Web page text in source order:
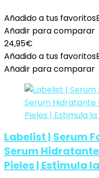
Añadido a tus favoritos
Añadir para comparar
24,95€
Añadido a tus favoritos
Añadir para comparar
Labelist | Serum
Serum
Pieles | Estimula